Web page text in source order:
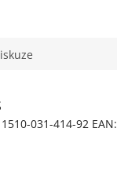
031-414-92 EAN: